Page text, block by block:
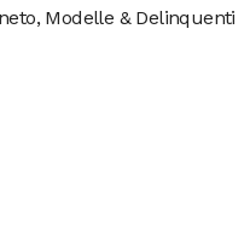
Modelle & Delinquenti